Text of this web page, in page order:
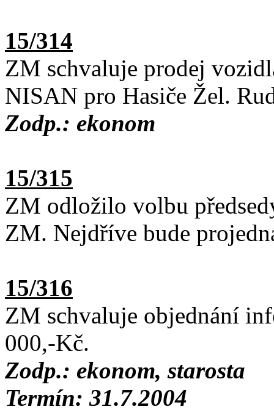
15/314
ZM schvaluje prodej
NISAN pro Hasiče Žel.
Zodp.: ekonom
15/315
ZM odložilo volbu
ZM. Nejdříve bude
15/316
ZM schvaluje objednání
000,-Kč.
Zodp.: ekonom, starosta
Termín: 31.7.2004